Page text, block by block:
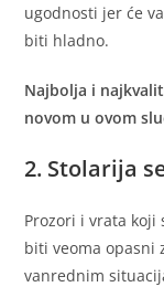
ugodnosti jer će
biti hladno.
Najbolja i
novom u ovom
2. Stolarija
Prozori i vrata koji
biti veoma opasni
vanrednim